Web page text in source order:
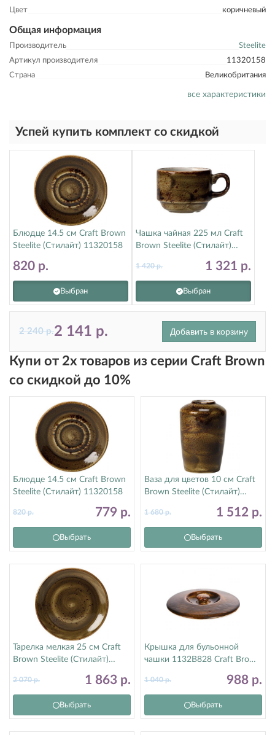
Цвет
коричневый
Общая информация
Производитель
Steelite
Артикул производителя
11320158
Страна
Великобритания
все характеристики
Успей купить комплект со скидкой
Блюдце 14.5 см Craft Brown
Steelite (Стилайт) 11320158
820 р.
Выбран
Чашка чайная 225 мл Craft
Brown Steelite (Стилайт)
1 321 р.
1 420р.
Выбран
2 141 р.
2 240р. Добавить в корзину
Купи от 2х товаров из серии Craft Brown
со скидкой до 10%
Блюдце 14.5 см Craft Brown
Steelite (Стилайт) 11320158
779 р.
820р.
Выбрать
Ваза для цветов 10 см Craft
Brown Steelite (Стилайт)
1 512 р.
1 680р.
Выбрать
Тарелка мелкая 25 см Craft
Brown Steelite (Стилайт)
1 863 р.
2 070р.
Выбрать
Крышка для бульонной
чашки 1132B828 Craft Brown
988 р.
1 040р.
Выбрать